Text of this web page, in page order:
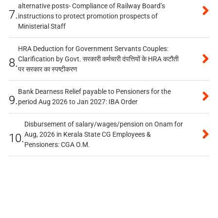
7.
alternative posts- Compliance of Railway Board’s
instructions to protect promotion prospects of
Ministerial Staff
8.
HRA Deduction for Government Servants Couples:
Clarification by Govt. सरकारी कर्मचारी दंपत्तियों के HRA कटौती
पर सरकार का स्पष्टीकरण
9.
Bank Dearness Relief payable to Pensioners for the
period Aug 2026 to Jan 2027: IBA Order
10.
Disbursement of salary/wages/pension on Onam for
Aug, 2026 in Kerala State CG Employees &
Pensioners: CGA O.M.